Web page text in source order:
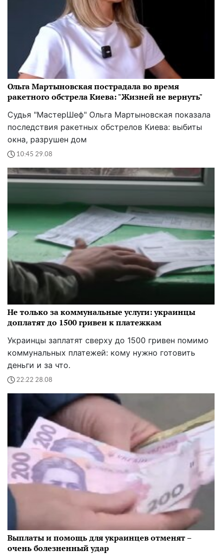
Ольга Мартыновская пострадала во время
ракетного обстрела Киева: "Жизней не вернуть"
Судья "МастерШеф" Ольга Мартыновская показала
последствия ракетных обстрелов Киева: выбиты
окна, разрушен дом
10:45 29.08
Не только за коммунальные услуги: украинцы
доплатят до 1500 гривен к платежкам
Украинцы заплатят сверху до 1500 гривен помимо
коммунальных платежей: кому нужно готовить
деньги и за что.
22:22 28.08
Выплаты и помощь для украинцев отменят –
очень болезненный удар